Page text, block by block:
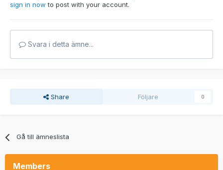
sign in now to post with your account.
Svara i detta ämne...
Share Följare 0
Gå till ämneslista
Members